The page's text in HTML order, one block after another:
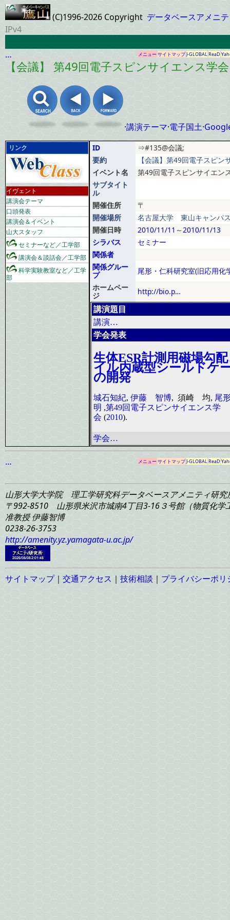
(C)1996-2026 Copyright データベースアメニ
IPv4
… メニューサイトマップJ-GLOBALReaD
【会議】 第49回電子スピンサイエンス学会
·講演テーマ·電子国土·
リンク
イヴェント
講演会テーマ
口頭発表
講演会＆イベント
山大スタッフ
セミナーなど／工学部
講演会＆談話会／工学部
科学実験教室など／工学
部
ID
⇒#135@会議;
要約
【会議】第49回電子スピ
イベント名
第49回電子スピンサイエン
サブタイト
ル
開催住所
〒
開催場所
名古屋大学 東山キャンパ
開催日時
2010/11/11 ～2010/11/13
シラバス
セミナー
関係者
関係グルー
プ
尾形・仁科研究室(旧応用化
ホームペー
ジ
http://bio.p…
講演題目
講演…
学会発表
生体ESR計測用磁場勾
イル内蔵型シールドケ
の開発
城石知紀, 伊藤 智博, 須崎 均, 尾
明 ,第49回電子スピンサイエンス学
会 (2010).
学会…
… メニューサイトマップJ-GLOBALReaD
山形大学大学院 理工学研究科データベースアメニティ研究
〒992-8510 山形県米沢市城南4丁目3-16３号館（物質化学
准教授 伊藤智博
0238-26-3753
http://amenity.yz.yamagata-u.ac.jp/
サイトマップ｜ 交通アクセス ｜ 技術相談 ｜ プライバシーポリ